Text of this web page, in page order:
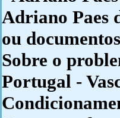
Adriano Paes
ou
Sobre o
Portugal -